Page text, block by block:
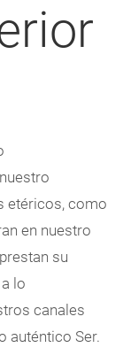
etéricos, como
en nuestro
su
lo
canales
auténtico Ser.